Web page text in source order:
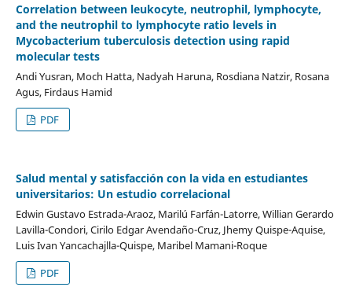
Correlation between leukocyte, neutrophil, lymphocyte,
and the neutrophil to lymphocyte ratio levels in
Mycobacterium tuberculosis detection using rapid
molecular tests
Andi Yusran, Moch Hatta, Nadyah Haruna, Rosdiana Natzir, Rosana
Agus, Firdaus Hamid
PDF
Salud mental y satisfacción con la vida en estudiantes
universitarios: Un estudio correlacional
Edwin Gustavo Estrada-Araoz, Marilú Farfán-Latorre, Willian Gerardo
Lavilla-Condori, Cirilo Edgar Avendaño-Cruz, Jhemy Quispe-Aquise,
Luis Ivan Yancachajlla-Quispe, Maribel Mamani-Roque
PDF